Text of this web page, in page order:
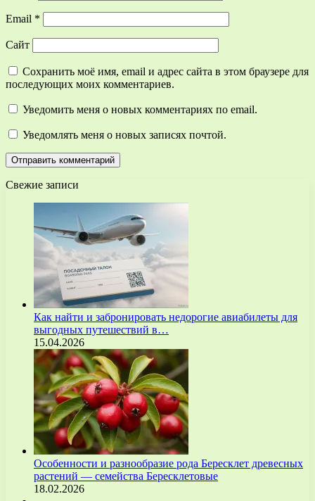
Email *
Сайт
Сохранить моё имя, email и адрес сайта в этом браузере для
последующих моих комментариев.
Уведомить меня о новых комментариях по email.
Уведомлять меня о новых записях почтой.
Свежие записи
Как найти и забронировать недорогие авиабилеты для
выгодных путешествий в…
15.04.2026
Особенности и разнообразие рода Бересклет древесных
растений — семейства Бересклетовые
18.02.2026